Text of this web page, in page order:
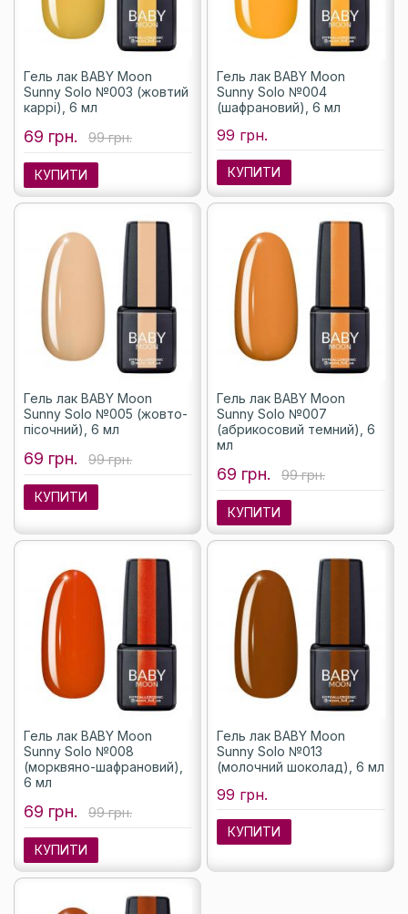
Гель лак BABY Moon
Sunny Solo №003 (жовтий
каррі), 6 мл
69 грн. 99 грн.
КУПИТИ
Гель лак BABY Moon
Sunny Solo №004
(шафрановий), 6 мл
99 грн.
КУПИТИ
Гель лак BABY Moon
Sunny Solo №005 (жовто-
пісочний), 6 мл
69 грн. 99 грн.
КУПИТИ
Гель лак BABY Moon
Sunny Solo №007
(абрикосовий темний), 6
мл
69 грн. 99 грн.
КУПИТИ
Гель лак BABY Moon
Sunny Solo №008
(морквяно-шафрановий),
6 мл
69 грн. 99 грн.
КУПИТИ
Гель лак BABY Moon
Sunny Solo №013
(молочний шоколад), 6 мл
99 грн.
КУПИТИ